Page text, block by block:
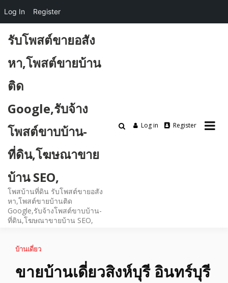
content
รับโพสต์ขายอสัง
หา,โพสต์ขายบ้าน
ติด
Google,รับจ้าง
โพสต์ขาบบ้าน-
ที่ดิน,โฆษณาขาย
บ้าน SEO,
โพสบ้านที่ดิน รับโพสต์ขายอสัง
หา,โพสต์ขายบ้านติด
Google,รับจ้างโพสต์ขาบบ้าน-
ที่ดิน,โฆษณาขายบ้าน SEO,
Log in Register
บ้านเดี่ยว
ขายบ้านเดี่ยวสิงห์บุรี อินทร์บุรี
Log In Register